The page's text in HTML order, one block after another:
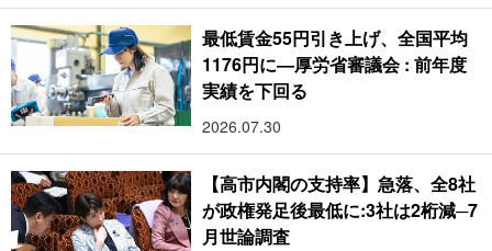
最低賃金55円引き上げ、全国平均
1176円に―厚労省審議会 : 前年度
実績を下回る
2026.07.30
【高市内閣の支持率】急落、全8社
が政権発足後最低に:3社は2桁減─7
月世論調査